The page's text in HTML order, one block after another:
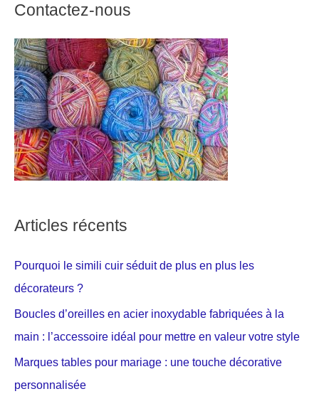
Contactez-nous
Articles récents
Pourquoi le simili cuir séduit de plus en plus les
décorateurs ?
Boucles d’oreilles en acier inoxydable fabriquées à la
main : l’accessoire idéal pour mettre en valeur votre style
Marques tables pour mariage : une touche décorative
personnalisée